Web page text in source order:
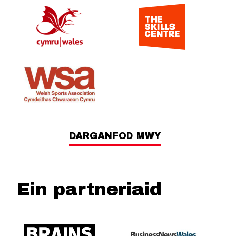
DARGANFOD MWY
Ein partneriaid